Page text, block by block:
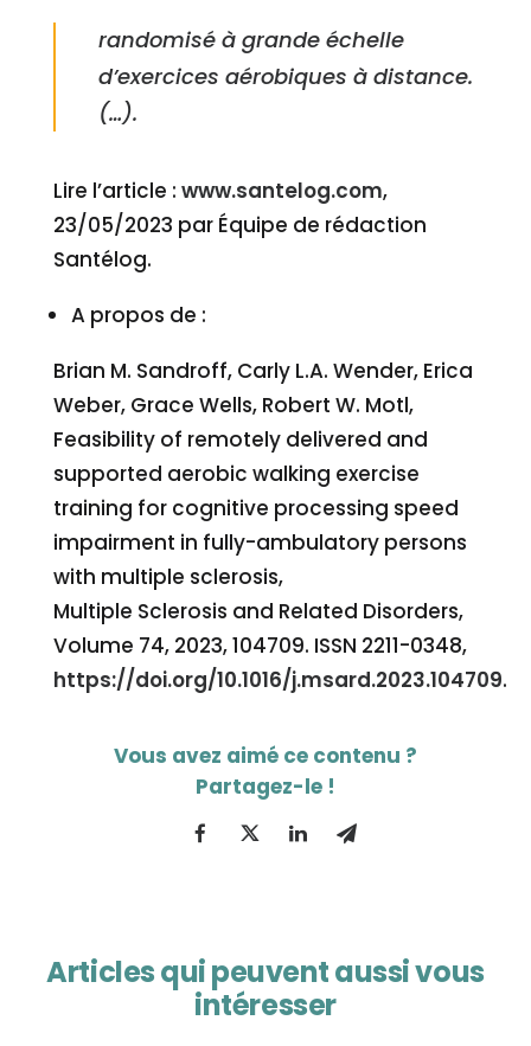
randomisé à grande échelle
d’exercices aérobiques à distance.
(…).
Lire l’article : www.santelog.com,
23/05/2023 par Équipe de rédaction
Santélog.
A propos de :
Brian M. Sandroff, Carly L.A. Wender, Erica
Weber, Grace Wells, Robert W. Motl,
Feasibility of remotely delivered and
supported aerobic walking exercise
training for cognitive processing speed
impairment in fully-ambulatory persons
with multiple sclerosis,
Multiple Sclerosis and Related Disorders,
Volume 74, 2023, 104709. ISSN 2211-0348,
https://doi.org/10.1016/j.msard.2023.104709.
Articles qui peuvent aussi vous
intéresser